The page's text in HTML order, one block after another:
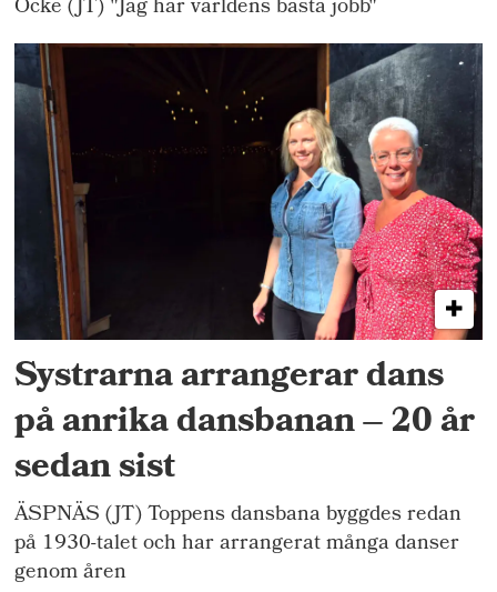
Ocke (JT) "Jag har världens bästa jobb"
Systrarna arrangerar dans
på anrika dansbanan – 20 år
sedan sist
ÄSPNÄS (JT) Toppens dansbana byggdes redan
på 1930-talet och har arrangerat många danser
genom åren